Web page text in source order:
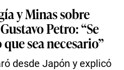
y Minas sobre
Petro: “Se
sea necesario”
desde Japón y explicó